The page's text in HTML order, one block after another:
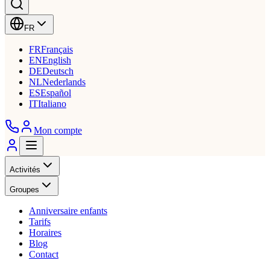
FR
FRFrançais
ENEnglish
DEDeutsch
NLNederlands
ESEspañol
ITItaliano
Mon compte
Activités
Groupes
Anniversaire enfants
Tarifs
Horaires
Blog
Contact